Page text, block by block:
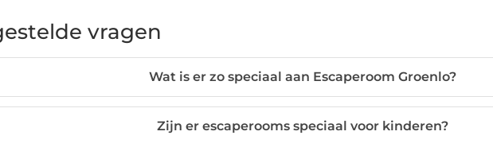
vragen
Wat is er zo speciaal aan Escaperoom Groenlo?
Zijn er escaperooms speciaal voor kinderen?